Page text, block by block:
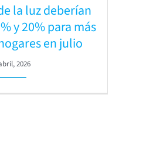
la luz deberían
y 20% para más
en julio
2026